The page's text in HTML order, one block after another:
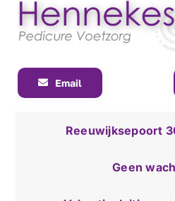
inhoud
Email
Reeuwijksepoort
Geen